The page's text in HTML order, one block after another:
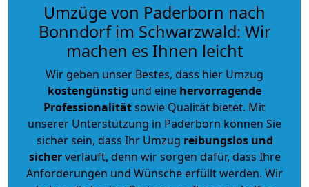
Umzüge von Paderborn nach
Bonndorf im Schwarzwald: Wir
machen es Ihnen leicht
Wir geben unser Bestes, dass hier Umzug
kostengünstig und eine hervorragende
Professionalitätsowie Qualität bietet. Mit
unserer Unterstützung in Paderborn können Sie
sicher sein, dass Ihr Umzug reibungslos und
sicherverläuft, denn wir sorgen dafür, dass Ihre
Anforderungen und Wünsche erfüllt werden. Wir